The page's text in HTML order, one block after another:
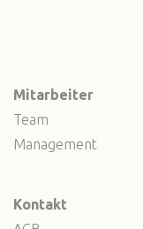
Mitarbeiter
Team
Management
Kontakt